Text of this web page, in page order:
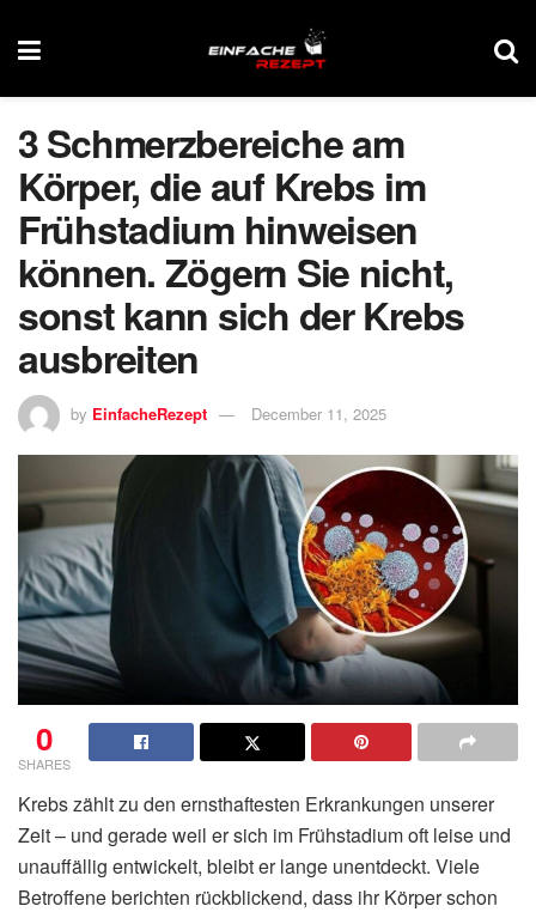
3 Schmerzbereiche am
Körper, die auf Krebs im
Frühstadium hinweisen
können. Zögern Sie nicht,
sonst kann sich der Krebs
ausbreiten
by EinfacheRezept December 11, 2025
0
SHARES
Krebs zählt zu den ernsthaftesten Erkrankungen unserer
Zeit – und gerade weil er sich im Frühstadium oft leise und
unauffällig entwickelt, bleibt er lange unentdeckt. Viele
Betroffene berichten rückblickend, dass ihr Körper schon